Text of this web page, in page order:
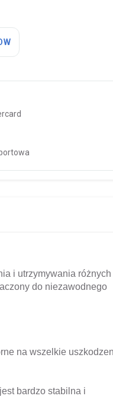
i utrzymywania różnych
do niezawodnego
na wszelkie
bardzo stabilna i